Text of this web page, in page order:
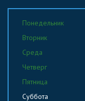
Понедельник
Вторник
Среда
Четверг
Пятница
Суббота